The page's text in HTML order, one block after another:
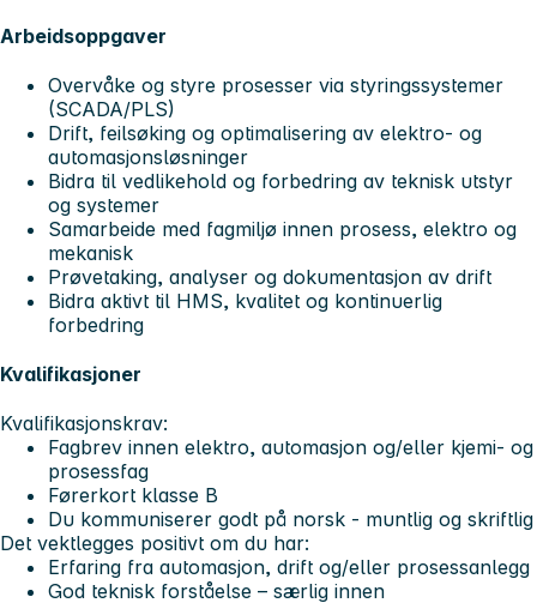
Arbeidsoppgaver
Overvåke og styre prosesser via styringssystemer
(SCADA/PLS)
Drift, feilsøking og optimalisering av elektro- og
automasjonsløsninger
Bidra til vedlikehold og forbedring av teknisk utstyr
og systemer
Samarbeide med fagmiljø innen prosess, elektro og
mekanisk
Prøvetaking, analyser og dokumentasjon av drift
Bidra aktivt til HMS, kvalitet og kontinuerlig
forbedring
Kvalifikasjoner
Kvalifikasjonskrav:
Fagbrev innen elektro, automasjon og/eller kjemi- og
prosessfag
Førerkort klasse B
Du kommuniserer godt på norsk - muntlig og skriftlig
Det vektlegges positivt om du har:
Erfaring fra automasjon, drift og/eller prosessanlegg
God teknisk forståelse – særlig innen